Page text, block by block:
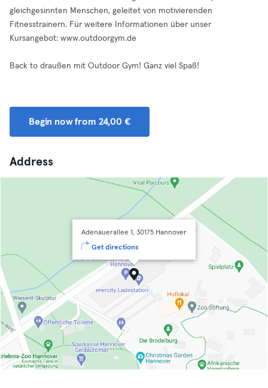
gleichgesinnten Menschen, geleitet von motivierenden
Fitnesstrainern. Für weitere Informationen über unser
Kursangebot: www.outdoorgym.de
Back to draußen mit Outdoor Gym! Ganz viel Spaß!
Begin now from 24,00 €
Address
Adenauerallee 1, 30175 Hannover
Get directions